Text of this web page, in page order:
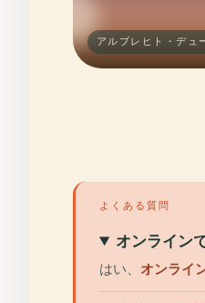
アルブレヒト・デュ
よくある質問
オンライン
はい、 オンライ